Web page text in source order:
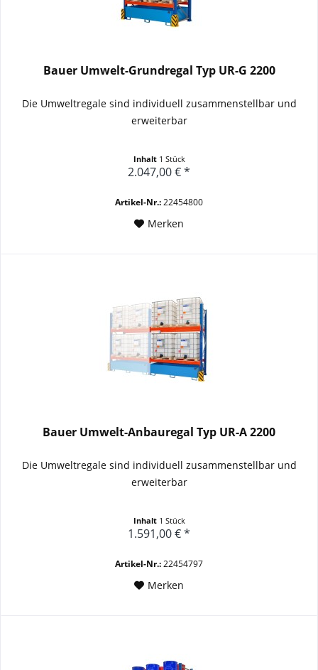
Bauer Umwelt-Grundregal Typ UR-G 2200
Die Umweltregale sind individuell zusammenstellbar und
erweiterbar
Inhalt 1 Stück
2.047,00 € *
Artikel-Nr.:22454800
Merken
Bauer Umwelt-Anbauregal Typ UR-A 2200
Die Umweltregale sind individuell zusammenstellbar und
erweiterbar
Inhalt 1 Stück
1.591,00 € *
Artikel-Nr.:22454797
Merken